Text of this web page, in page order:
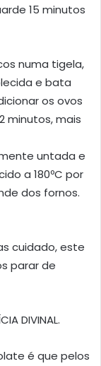
15 minutos
numa tigela,
e bata
os ovos
minutos, mais
untada e
a 180ºC por
dos fornos.
cuidado, este
parar de
DIVINAL.
é que pelos